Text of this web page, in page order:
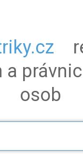
a
osob